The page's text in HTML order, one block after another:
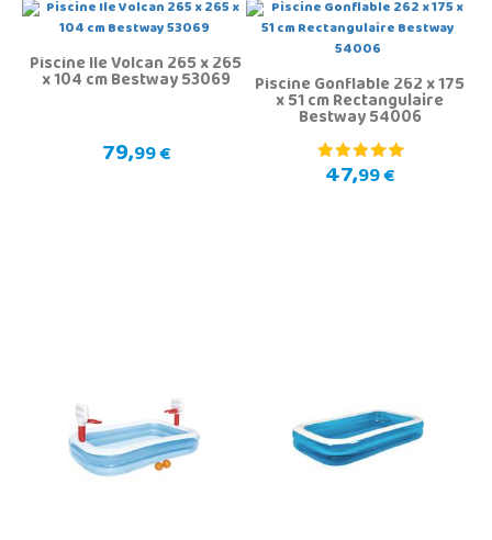
Piscine Ile Volcan 265 x 265
x 104 cm Bestway 53069
79,99 €
Piscine Gonflable 262 x 175
x 51 cm Rectangulaire
Bestway 54006
47,99 €